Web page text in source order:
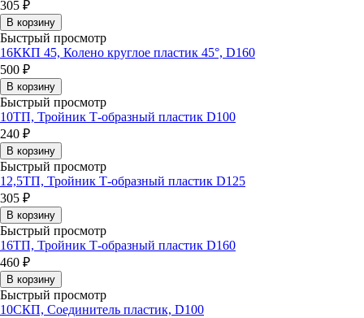
305 ₽
В корзину
Быстрый просмотр
16ККП 45, Колено круглое пластик 45°, D160
500 ₽
В корзину
Быстрый просмотр
10ТП, Тройник Т-образный пластик D100
240 ₽
В корзину
Быстрый просмотр
12,5ТП, Тройник Т-образный пластик D125
305 ₽
В корзину
Быстрый просмотр
16ТП, Тройник Т-образный пластик D160
460 ₽
В корзину
Быстрый просмотр
10СКП, Соединитель пластик, D100